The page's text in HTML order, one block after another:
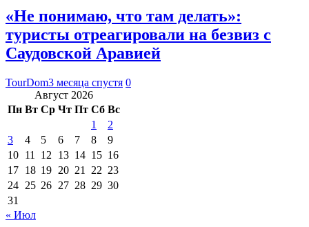
«Не понимаю, что там делать»:
туристы отреагировали на безвиз с
Саудовской Аравией
TourDom3 месяца спустя 0
Август 2026
Пн Вт Ср Чт Пт Сб Вс
1
2
3
4 5 6 7 8
9
10 11 12 13 14 15 16
17 18 19 20 21 22 23
24 25 26 27 28 29 30
31
« Июл